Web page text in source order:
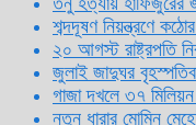
শব্দদূষণ নিয়ন্ত্রণে
২০ আগস্ট রাষ্ট্রপতি
জুলাই জাদুঘর
গাজা দখলে ৩৭ মিলিয়ন
নতুন ধারার মোমিন